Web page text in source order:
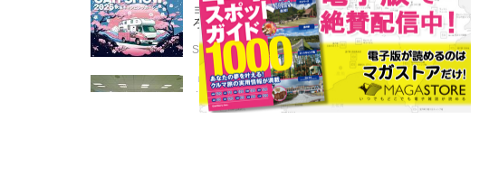
ョー2026】ここが見どこ
ろ！ 2026年3月14日（土）
～15日（日）インテックス
大阪
SOTOBIRA編集部
「コメリ」がコスパよしの
キャンプ用品をお披露目！
秋冬キャンプ新製品もチェ